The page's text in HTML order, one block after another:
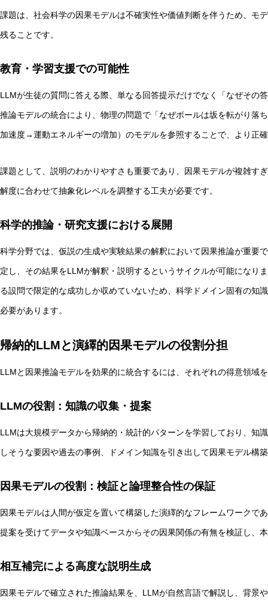
課題は、社会科学の因果モデルは不確実性や価値判断を伴うため、モ
残ることです。
教育・学習支援での可能性
LLMが生徒の質問に答える際、単なる回答提示だけでなく「なぜその
推論モデルの統合により、物理の問題で「なぜボールは坂を転がり
加速度→運動エネルギーの増加）のモデルを参照することで、より正
課題として、説明のわかりやすさも重要であり、因果モデルが複雑す
解度に合わせて抽象化レベルを調整する工夫が必要です。
科学的推論・研究支援における展開
科学分野では、仮説の生成や実験結果の解釈において因果推論が重要
定し、その結果をLLMが解釈・説明するというサイクルが可能になり
る設問で限定的な成功しか収めていないため、科学ドメイン固有の知
必要があります。
帰納的LLMと演繹的因果モデルの役割分担
LLMと因果推論モデルを効果的に統合するには、それぞれの得意領域
LLMの役割：知識の収集・提案
LLMは大規模データから帰納的・統計的パターンを学習しており、知
しそうな要因や過去の事例、ドメイン知識を引き出して因果モデル構
因果モデルの役割：検証と論理整合性の保証
因果モデルは人間が仮定を置いて構築した演繹的なフレームワークで
提案を受けてデータや知識ベースからその因果関係の有無を検証し、
相互補完による高度な説明生成
因果モデルで確立された推論結果を、LLMが自然言語で解説し、背景